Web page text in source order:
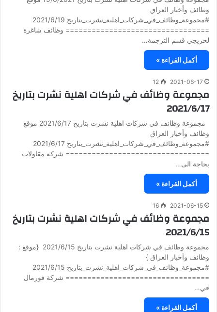
وظائف وأخبار العراق
#مجموعة_وظائف_في_شركات_اهلية_نشرت_بتاريخ 2021/6/19
================================= وظائف شاغرة
لخريجي قسم الترجمة…
أكمل القراءة »
2021-06-17
12
مجموعة وظائف في شركات اهلية نشرت بتاريخ
2021/6/17
مجموعة وظائف في شركات اهلية نشرت بتاريخ 2021/6/17 موقع
وظائف وأخبار العراق
#مجموعة_وظائف_في_شركات_اهلية_نشرت_بتاريخ 2021/6/17
================================= شركة مقاولات
بحاجة الى…
أكمل القراءة »
2021-06-15
16
مجموعة وظائف في شركات اهلية نشرت بتاريخ
2021/6/15
مجموعة وظائف في شركات اهلية نشرت بتاريخ 2021/6/15 {موقع :
وظائف وأخبار العراق }
#مجموعة_وظائف_في_شركات_اهلية_نشرت_بتاريخ 2021/6/15
================================= شركة فورمال
في…
أكمل القراءة »